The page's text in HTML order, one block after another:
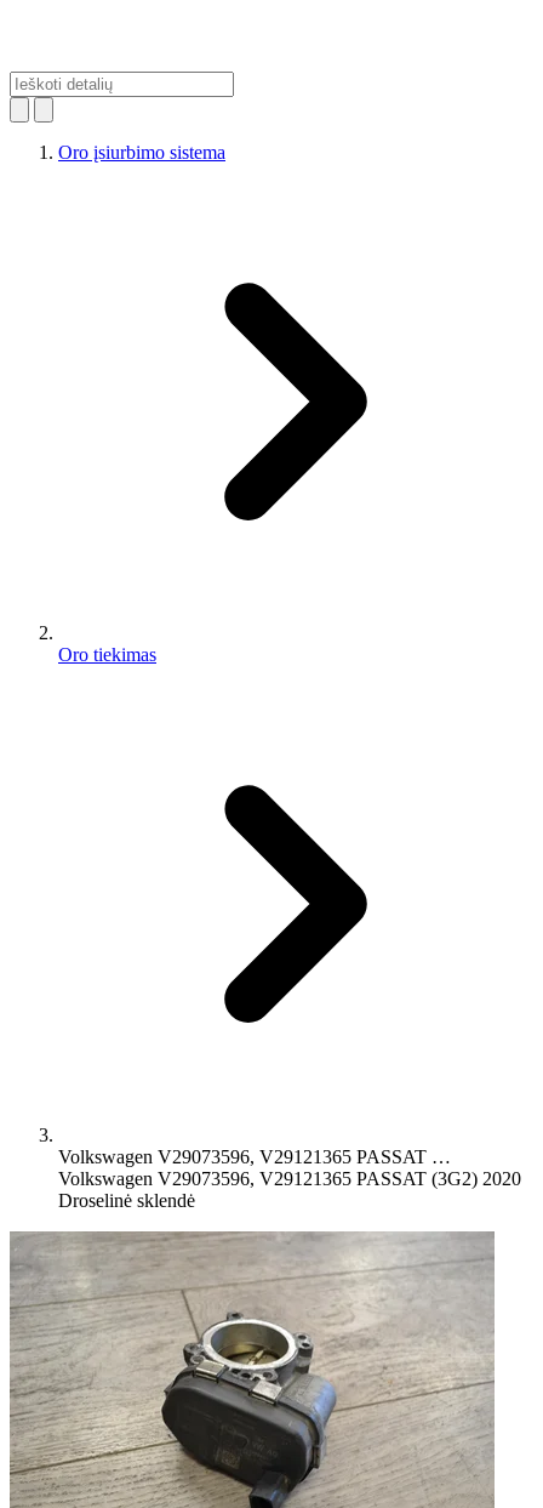
Oro įsiurbimo sistema
Oro tiekimas
Volkswagen V29073596, V29121365 PASSAT …
Volkswagen V29073596, V29121365 PASSAT (3G2) 2020
Droselinė sklendė